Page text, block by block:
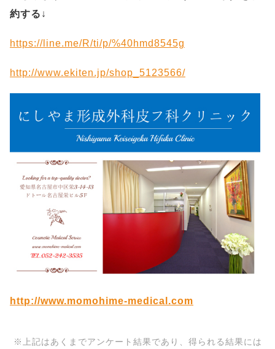
約する ↓
https://line.me/R/ti/p/%40hmd8545g
http://www.ekiten.jp/shop_5123566/
http://www.momohime-medical.com
※上記はあくまでアンケート結果であり、得られる結果には